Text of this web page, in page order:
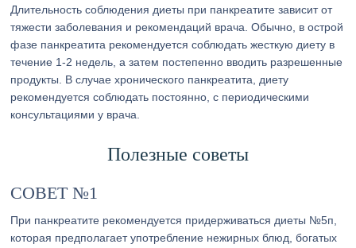
Длительность соблюдения диеты при панкреатите зависит от
тяжести заболевания и рекомендаций врача. Обычно, в острой
фазе панкреатита рекомендуется соблюдать жесткую диету в
течение 1-2 недель, а затем постепенно вводить разрешенные
продукты. В случае хронического панкреатита, диету
рекомендуется соблюдать постоянно, с периодическими
консультациями у врача.
Полезные советы
СОВЕТ №1
При панкреатите рекомендуется придерживаться диеты №5п,
которая предполагает употребление нежирных блюд, богатых